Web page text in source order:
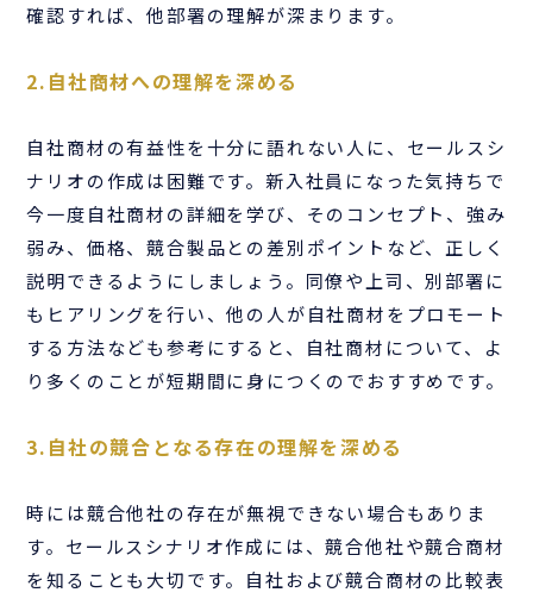
確認すれば、他部署の理解が深まります。
2.自社商材への理解を深める
自社商材の有益性を十分に語れない人に、セールスシ
ナリオの作成は困難です。新入社員になった気持ちで
今一度自社商材の詳細を学び、そのコンセプト、強み
弱み、価格、競合製品との差別ポイントなど、正しく
説明できるようにしましょう。同僚や上司、別部署に
もヒアリングを行い、他の人が自社商材をプロモート
する方法なども参考にすると、自社商材について、よ
り多くのことが短期間に身につくのでおすすめです。
3.自社の競合となる存在の理解を深める
時には競合他社の存在が無視できない場合もありま
す。セールスシナリオ作成には、競合他社や競合商材
を知ることも大切です。自社および競合商材の比較表